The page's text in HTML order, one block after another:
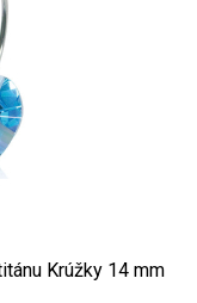
Krúžky 14 mm